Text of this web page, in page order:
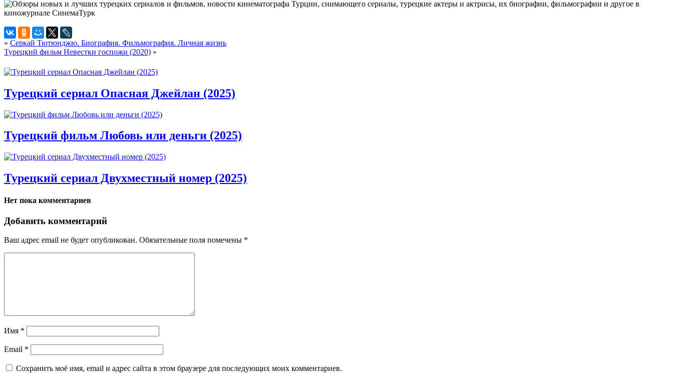
« Серкай Тютюнджю. Биография. Фильмография. Личная жизнь
Турецкий фильм Невестки госпожи (2020) »
Турецкий сериал Опасная Джейлан (2025)
Турецкий фильм Любовь или деньги (2025)
Турецкий сериал Двухместный номер (2025)
Нет пока комментариев
Добавить комментарий
Ваш адрес email не будет опубликован. Обязательные поля помечены *
Имя *
Email *
Сохранить моё имя, email и адрес сайта в этом браузере для последующих моих комментариев.